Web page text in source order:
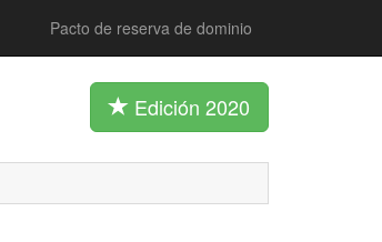
Pacto de reserva de dominio
Edición 2020